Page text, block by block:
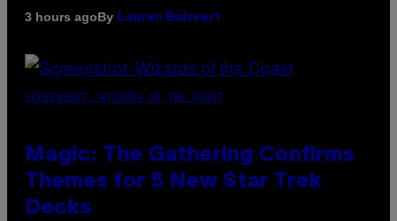
3 hours agoBy Lauren Boisvert
SCREENSHOT: WIZARDS OF THE COAST
Magic: The Gathering Confirms
Themes for 5 New Star Trek
Decks